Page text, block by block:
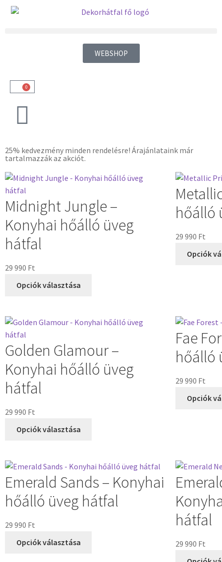
WEBSHOP
0
25% kedvezmény minden rendelésre! Árajánlataink már
tartalmazzák az akciót.
Midnight Jungle –
Konyhai hőálló üveg
hátfal
29 990 Ft
Opciók választása
hőálló
29 990 Ft
Opciók
Golden Glamour –
Konyhai hőálló üveg
hátfal
29 990 Ft
Opciók választása
Fae
hőálló
29 990 Ft
Opciók
Emerald Sands – Konyhai
hőálló üveg hátfal
29 990 Ft
Opciók választása
hátfal
29 990 Ft